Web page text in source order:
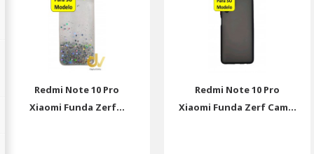
Redmi Note 10 Pro
Xiaomi Funda Zerf...
Redmi Note 10 Pro
Xiaomi Funda Zerf Cam...